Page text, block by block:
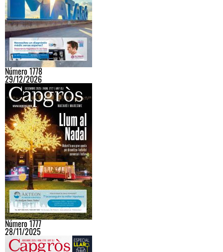
Número 1778
29/12/2026
Número 1777
28/11/2025